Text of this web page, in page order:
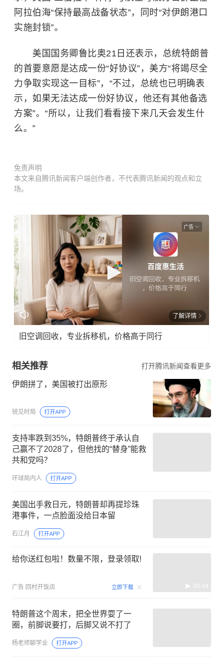
阿拉伯海“保持最高战备状态”，同时“对伊朗港口
实施封锁”。
美国国务卿鲁比奥21日还表示，总统特朗普
的首要意愿是达成一份“好协议”，美方“将竭尽全
力争取实现这一目标”，“不过，总统也已明确表
示，如果无法达成一份好协议，他还有其他备选
方案”。“所以，让我们看看接下来几天会发生什
么。”
免责声明
本文来自腾讯新闻客户端创作者，不代表腾讯新闻的观点和立
场。
广告
了解详情
旧空调回收，专业拆移机，价格高于同行
相关推荐 打开腾讯新闻查看更多
伊朗拼了，美国被打出原形
锐见时局 打开APP
支持率跌到35%，特朗普终于承认自
己赢不了2028了，但他找的“替身”能救
共和党吗？
环球局内人 打开APP
美国出手救日元，特朗普却再提珍珠
港事件，一点脸面没给日本留
石江月 打开APP
给你送红包啦！数量不限，登录领取!
广告 回村开饭店 立即下载 00:44
特朗普这个周末，把全世界耍了一
圈，前脚说要打，后脚又说不打了
杨老师聊学业 打开APP